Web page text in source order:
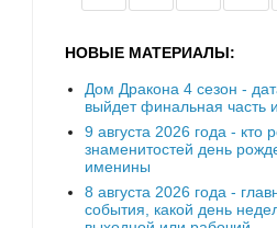
НОВЫЕ МАТЕРИАЛЫ:
Дом Дракона 4 сезон -
выйдет финальная часть
9 августа 2026 года - кто
знаменитостей день
именины
8 августа 2026 года -
события, какой день